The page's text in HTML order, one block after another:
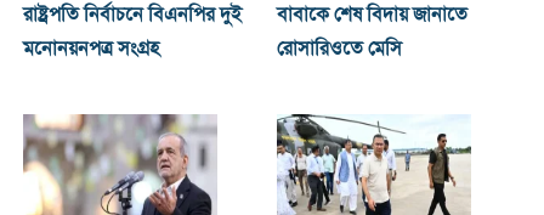
রাষ্ট্রপতি নির্বাচনে বিএনপির দুই
মনোনয়নপত্র সংগ্রহ
বাবাকে শেষ বিদায় জানাতে
রোসারিওতে মেসি